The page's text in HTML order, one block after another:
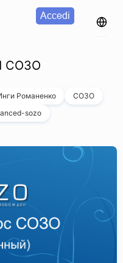
Accedi
СОЗО
Романенко
СОЗО
sozo